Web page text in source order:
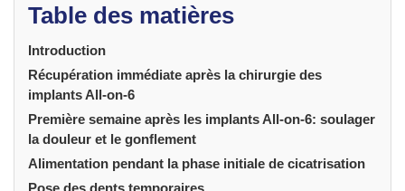
Table des matières
Introduction
Récupération immédiate après la chirurgie des
implants All-on-6
Première semaine après les implants All-on-6: soulager
la douleur et le gonflement
Alimentation pendant la phase initiale de cicatrisation
Pose des dents temporaires